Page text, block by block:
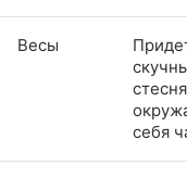
Весы
себя